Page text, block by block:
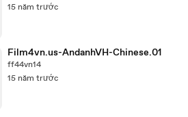
15 năm trước
Film4vn.us-AndanhVH-Chinese.01
ff44vn14
15 năm trước